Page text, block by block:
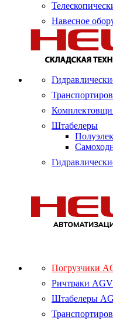
Навесное
Штабелеры
Погрузчики
Ричтраки AGV
Штабелеры